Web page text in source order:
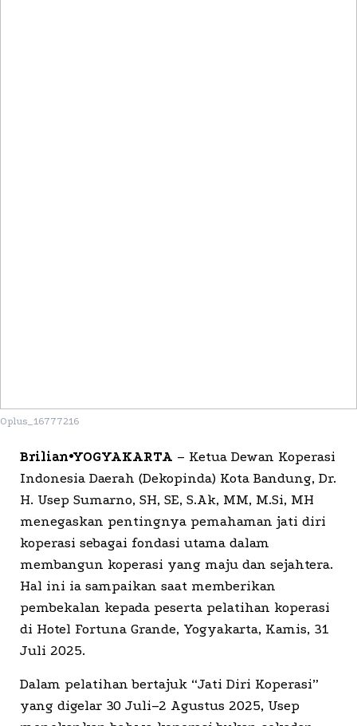
Oplus_16777216
Brilian•YOGYAKARTA – Ketua Dewan Koperasi
Indonesia Daerah (Dekopinda) Kota Bandung, Dr.
H. Usep Sumarno, SH, SE, S.Ak, MM, M.Si, MH
menegaskan pentingnya pemahaman jati diri
koperasi sebagai fondasi utama dalam
membangun koperasi yang maju dan sejahtera.
Hal ini ia sampaikan saat memberikan
pembekalan kepada peserta pelatihan koperasi
di Hotel Fortuna Grande, Yogyakarta, Kamis, 31
Juli 2025.
Dalam pelatihan bertajuk “Jati Diri Koperasi”
yang digelar 30 Juli–2 Agustus 2025, Usep